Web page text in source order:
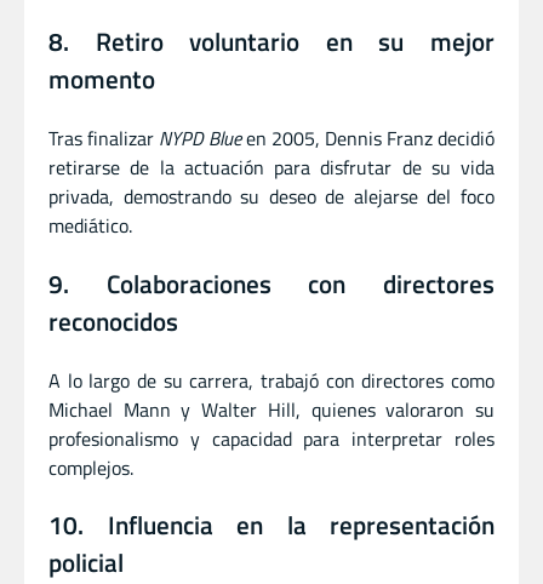
8. Retiro voluntario en su mejor
momento
Tras finalizar NYPD Blueen 2005, Dennis Franz decidió
retirarse de la actuación para disfrutar de su vida
privada, demostrando su deseo de alejarse del foco
mediático.
9. Colaboraciones con directores
reconocidos
A lo largo de su carrera, trabajó con directores como
Michael Mann y Walter Hill, quienes valoraron su
profesionalismo y capacidad para interpretar roles
complejos.
10. Influencia en la representación
policial